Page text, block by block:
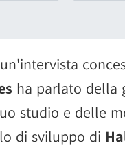
ha parlato della
studio e delle
di sviluppo di